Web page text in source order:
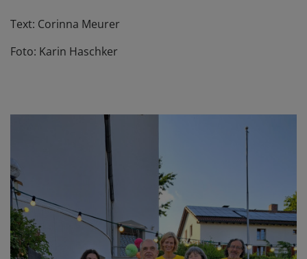
Text: Corinna Meurer
Foto: Karin Haschker